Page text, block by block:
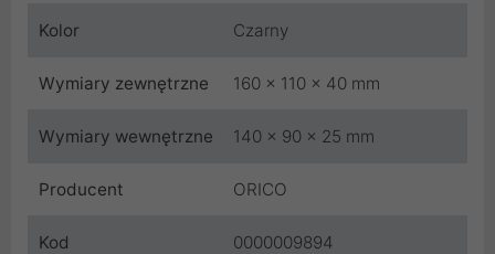
Kolor Czarny
Wymiary zewnętrzne 160 x 110 x 40 mm
Wymiary wewnętrzne 140 x 90 x 25 mm
Producent ORICO
Kod 0000009894